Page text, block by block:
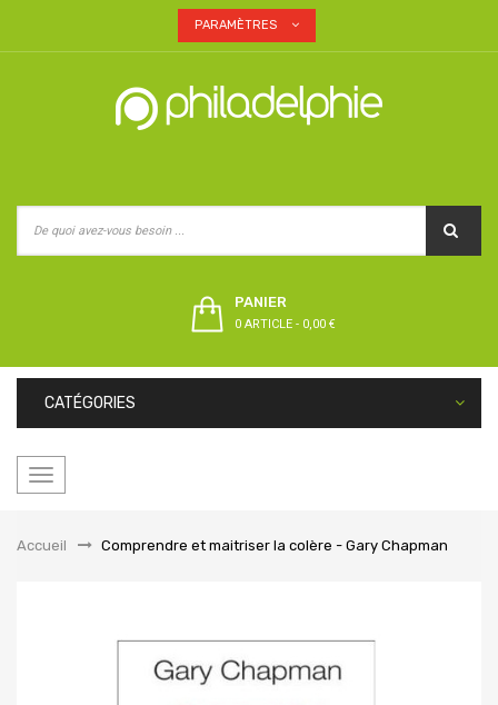
PARAMÈTRES
PANIER
0 ARTICLE - 0,00 €
CATÉGORIES
Basculer
Accueil
&gt;Comprendre et maitriser la colère - Gary Chapman